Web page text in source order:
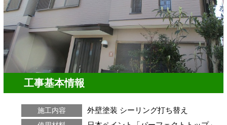
工事基本情報
施工内容 外壁塗装 シーリング打ち替え